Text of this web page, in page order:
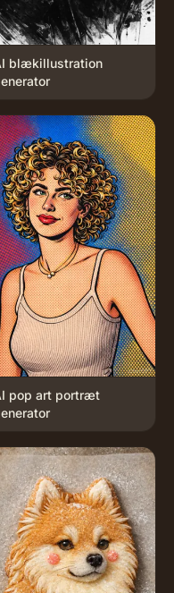
blækillustration
pop art portræt